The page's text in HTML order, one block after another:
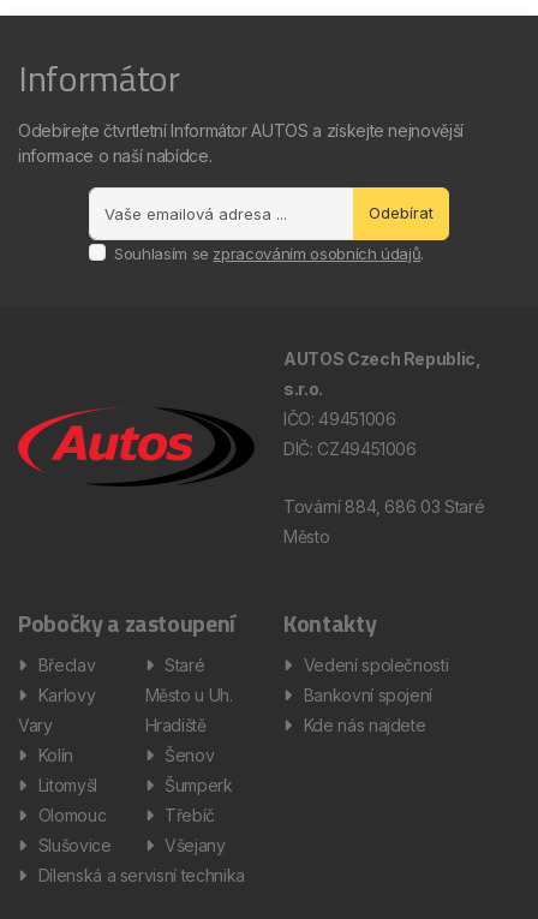
Informátor
Odebírejte čtvrtletní Informátor AUTOS a získejte nejnovější
informace o naší nabídce.
Odebírat
Souhlasím se zpracováním osobních údajů.
AUTOS Czech Republic,
s.r.o.
IČO: 49451006
DIČ: CZ49451006
Tovární 884, 686 03 Staré
Město
Pobočky a zastoupení
Břeclav
Karlovy
Vary
Kolín
Litomyšl
Olomouc
Slušovice
Staré
Město u Uh.
Hradiště
Šenov
Šumperk
Třebíč
Všejany
Dílenská a servisní technika
Kontakty
Vedení společnosti
Bankovní spojení
Kde nás najdete